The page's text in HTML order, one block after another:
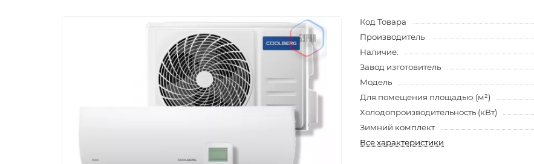
Код Товара
Производитель
Наличие:
Завод изготовитель
Модель
Для помещения площадью (м²)
Холодопроизводительность (кВт)
Зимний комплект
Все характеристики